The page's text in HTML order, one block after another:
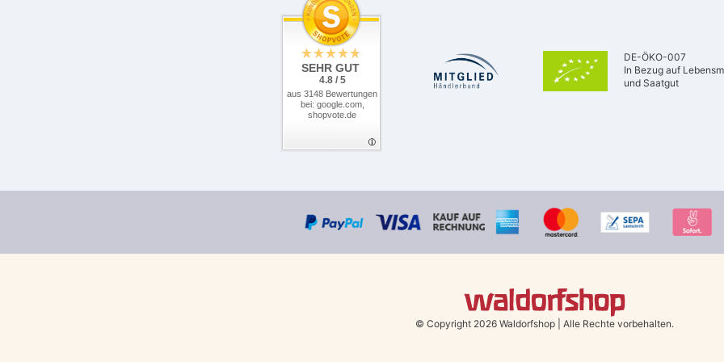
SEHR GUT
4.8 / 5
aus 3148 Bewertungen
bei: google.com,
shopvote.de
DE-ÖKO-007
In Bezug auf
und Saatgut
© Copyright 2026 Waldorfshop Alle Rechte vorbehalten.